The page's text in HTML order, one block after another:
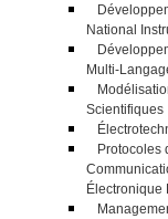
National
Multi-
Scientifiques
Protocoles
Électronique